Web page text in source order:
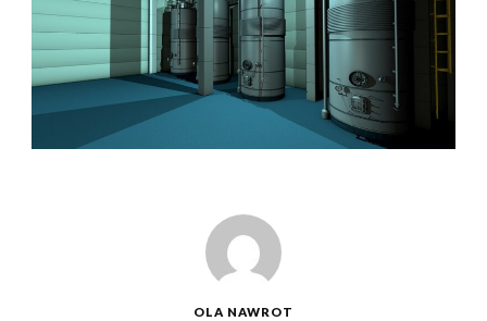
OLA NAWROT